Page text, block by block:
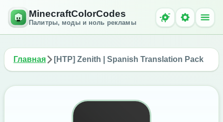
MinecraftColorCodes
Палитры, моды и ноль рекламы
Главная [HTP] Zenith | Spanish Translation Pack